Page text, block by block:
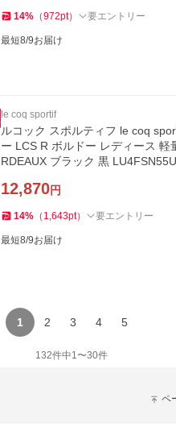
14% （972pt） 要エントリー
最短8/9お届け
le coq sportif
ルコック スポルティフ le coq
ー LCS R ボルドー レディース 軽
RDEAUX ブラック 黒
12,870円
14% （ 1,643pt） 要エントリー
最短8/9お届け
1 2 3 4 5
132件中1〜30件
ペ